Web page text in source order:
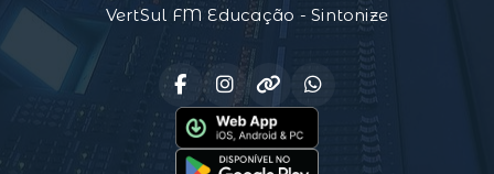
VertSul FM Educação - Sintonize